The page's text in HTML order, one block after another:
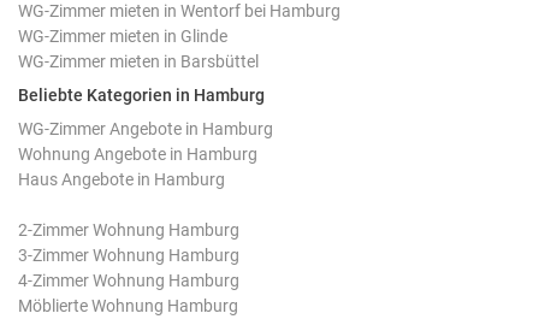
WG-Zimmer mieten in Wentorf bei Hamburg
WG-Zimmer mieten in Glinde
WG-Zimmer mieten in Barsbüttel
Beliebte Kategorien in Hamburg
WG-Zimmer Angebote in Hamburg
Wohnung Angebote in Hamburg
Haus Angebote in Hamburg
2-Zimmer Wohnung Hamburg
3-Zimmer Wohnung Hamburg
4-Zimmer Wohnung Hamburg
Möblierte Wohnung Hamburg